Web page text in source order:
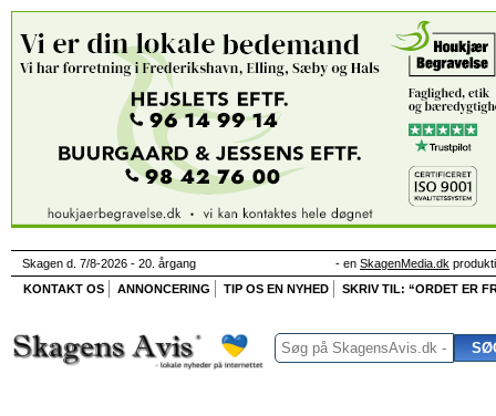
Skagen d. 7/8-2026 - 20. årgang - en SkagenMedia.dk
KONTAKT OS
ANNONCERING TIP OS EN NYHED SKRIV TIL: “ORDET ER